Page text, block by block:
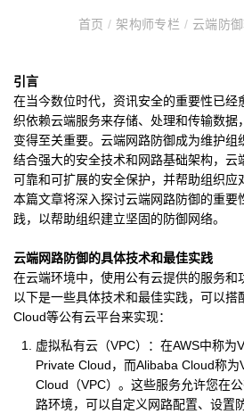
首页/ 架构师专栏 / 云端防
引言
在当今数位时代，资讯安全的重要性已经
织依赖云端服务来存储、处理和传输数据
变得至关重要。云端网路防御成为维护组
结合强大的安全技术和网路基础架构，云
可靠和可扩展的安全保护，并帮助组织应
本篇文章将深入探讨云端网路防御的重要
践，以帮助组织建立坚固的防御网络。
云端网路防御的具体技术和最佳实践
在云端环境中，使用公有云提供的服务和
以下是一些具体技术和最佳实践，可以搭
Cloud等公有云平台来实现：
虚拟私有云（VPC）：在AWS中称为
Private Cloud，而Alibaba Cloud称为
Cloud（VPC）。这些服务允许您在
路环境，可以自定义网路配置、设置